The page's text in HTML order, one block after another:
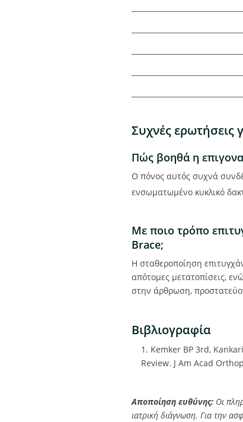
Συχνές ερωτήσεις
Πώς βοηθά η
Ο πόνος αυτός συχνά
ενσωματωμένο κυκλικό
Με ποιο τρόπο
Brace;
Η σταθεροποίηση
απότομες μετατοπίσεις,
στην άρθρωση,
Βιβλιογραφία
1. Kemker BP 3rd,
Review. J Am Acad
Αποποίηση ευθύνης: Οι
ιατρική διάγνωση. Για την